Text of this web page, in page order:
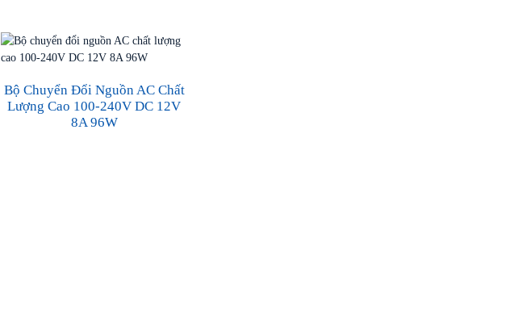
Bộ Chuyển Đổi Nguồn AC Chất
Lượng Cao 100-240V DC 12V
8A 96W